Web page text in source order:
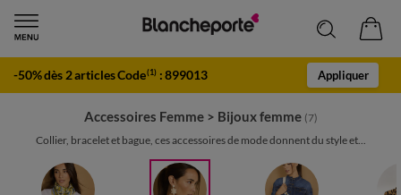
-50% dès 2 articles Code(1) :899013 Appliquer
Accessoires Femme > Bijoux femme (7)
Collier, bracelet et bague, ces accessoires de mode donnent du style et...